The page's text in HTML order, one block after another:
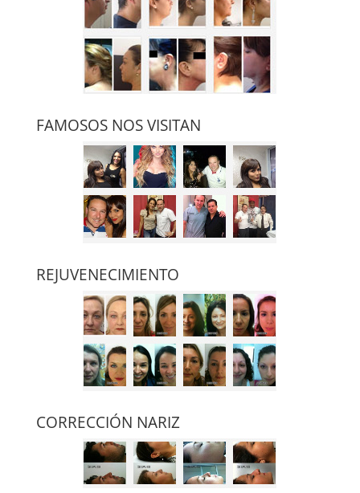
FAMOSOS NOS VISITAN
REJUVENECIMIENTO
CORRECCIÓN NARIZ